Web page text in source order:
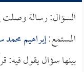
السؤال: رسالة وصلت
المستمع:إبراهيم
بينها سؤال يقول فيه: